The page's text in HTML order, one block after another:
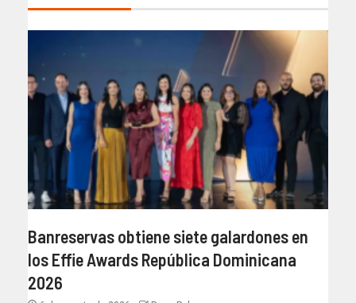
Banreservas obtiene siete galardones en
los Effie Awards República Dominicana
2026